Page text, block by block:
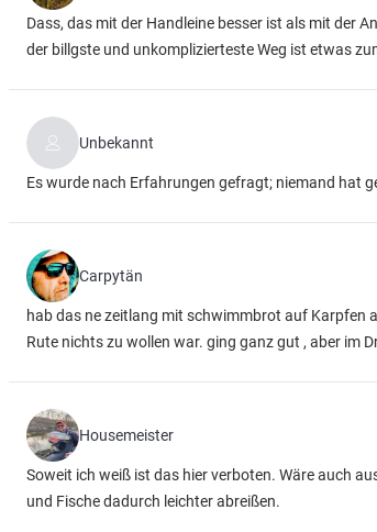
Dass, das mit der Handleine besser ist als mit der
der billgste und unkomplizierteste Weg ist etwas
Unbekannt
Es wurde nach Erfahrungen gefragt; niemand hat
Carpytän
hab das ne zeitlang mit schwimmbrot auf Karpfen
Rute nichts zu wollen war. ging ganz gut , aber im
Housemeister
Soweit ich weiß ist das hier verboten. Wäre auch
und Fische dadurch leichter abreißen.